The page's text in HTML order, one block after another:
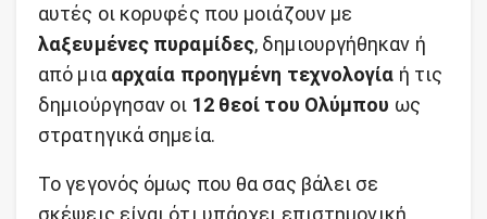
αυτές οι κορυφές που μοιάζουν με
λαξευμένες πυραμίδες, δημιουργήθηκαν ή
από μια αρχαία προηγμένη τεχνολογία ή τις
δημιούργησαν οι 12 θεοί του Ολύμπου ως
στρατηγικά σημεία.
Το γεγονός όμως που θα σας βάλει σε
σκέψεις είναι ότι υπάρχει επιστημονική